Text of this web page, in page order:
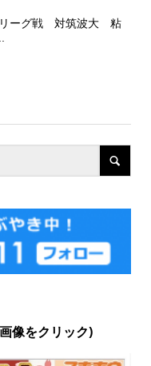
リーグ戦 対筑波大 粘
像をクリック)